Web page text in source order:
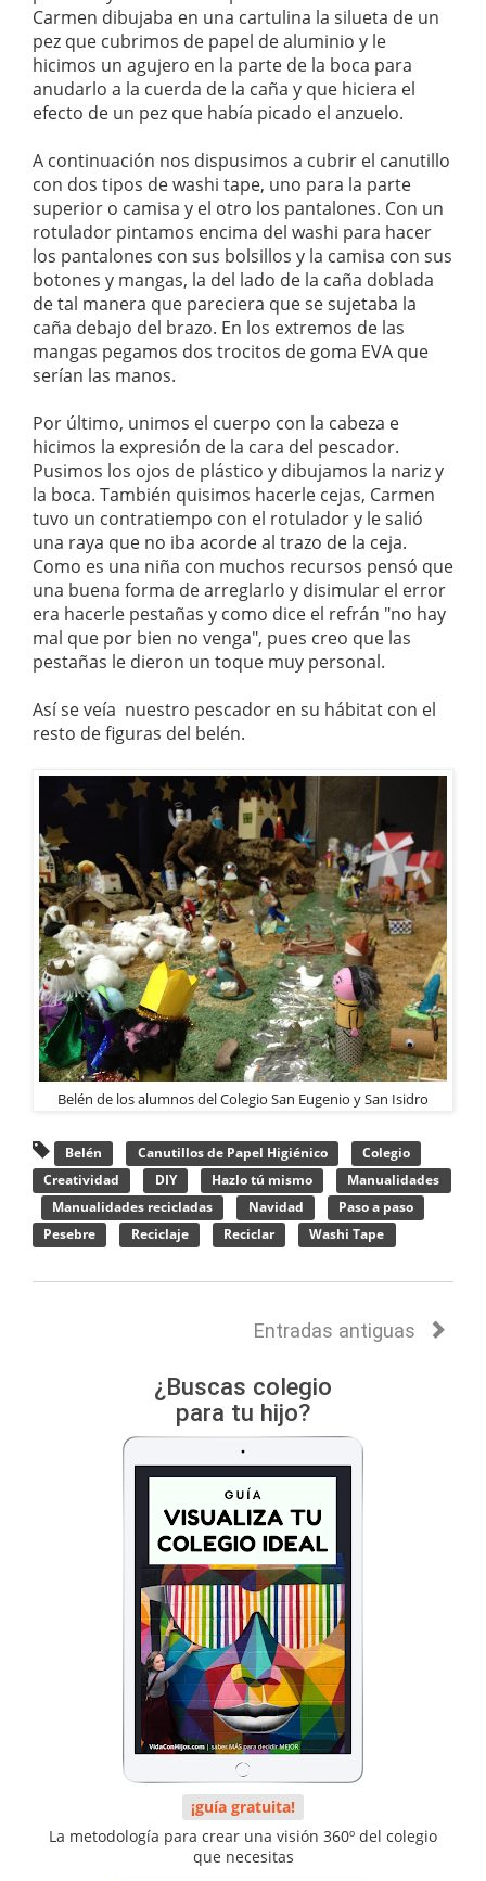
Carmen dibujaba en una cartulina la silueta de un
pez que cubrimos de papel de aluminio y le
hicimos un agujero en la parte de la boca para
anudarlo a la cuerda de la caña y que hiciera el
efecto de un pez que había picado el anzuelo.
A continuación nos dispusimos a cubrir el canutillo
con dos tipos de washi tape, uno para la parte
superior o camisa y el otro los pantalones. Con un
rotulador pintamos encima del washi para hacer
los pantalones con sus bolsillos y la camisa con sus
botones y mangas, la del lado de la caña doblada
de tal manera que pareciera que se sujetaba la
caña debajo del brazo. En los extremos de las
mangas pegamos dos trocitos de goma EVA que
serían las manos.
Por último, unimos el cuerpo con la cabeza e
hicimos la expresión de la cara del pescador.
Pusimos los ojos de plástico y dibujamos la nariz y
la boca. También quisimos hacerle cejas, Carmen
tuvo un contratiempo con el rotulador y le salió
una raya que no iba acorde al trazo de la ceja.
Como es una niña con muchos recursos pensó que
una buena forma de arreglarlo y disimular el error
era hacerle pestañas y como dice el refrán "no hay
mal que por bien no venga", pues creo que las
pestañas le dieron un toque muy personal.
Así se veía nuestro pescador en su hábitat con el
resto de figuras del belén.
Belén de los alumnos del Colegio San Eugenio y San Isidro
Belén Canutillos de Papel Higiénico
Colegio
Creatividad
DIY Hazlo tú mismo
Manualidades
Manualidades recicladas
Navidad
Paso a paso
Pesebre
Reciclaje Reciclar Washi Tape
Entradas antiguas
¿Buscas colegio
para tu hijo?
¡guía gratuita!
La metodología para crear una visión 360º del colegio
que necesitas